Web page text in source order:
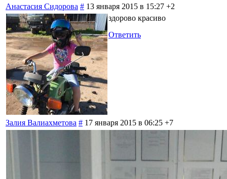
Анастасия Сидорова # 13 января 2015 в 15:27 +2
здорово красиво
Ответить
Залия Валиахметова # 17 января 2015 в 06:25 +7